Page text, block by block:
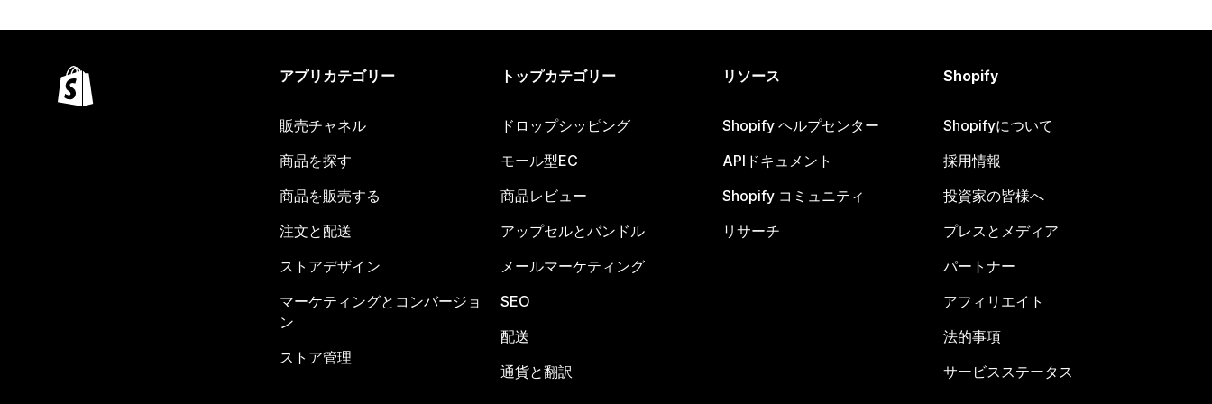
アプリカテゴリー
販売チャネル
商品を探す
商品を販売する
注文と配送
ストアデザイン
マーケティングとコンバージョ
ン
ストア管理
トップカテゴリー
ドロップシッピング
モール型EC
商品レビュー
アップセルとバンドル
メールマーケティング
SEO
配送
通貨と翻訳
リソース
Shopify ヘルプセンター
APIドキュメント
Shopify コミュニティ
リサーチ
Shopify
Shopifyについて
採用情報
投資家の皆様へ
プレスとメディア
パートナー
アフィリエイト
法的事項
サービスステータス